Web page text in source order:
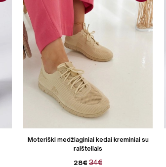
Moteriški medžiaginiai kedai kreminiai su
raišteliais
28€ 34€